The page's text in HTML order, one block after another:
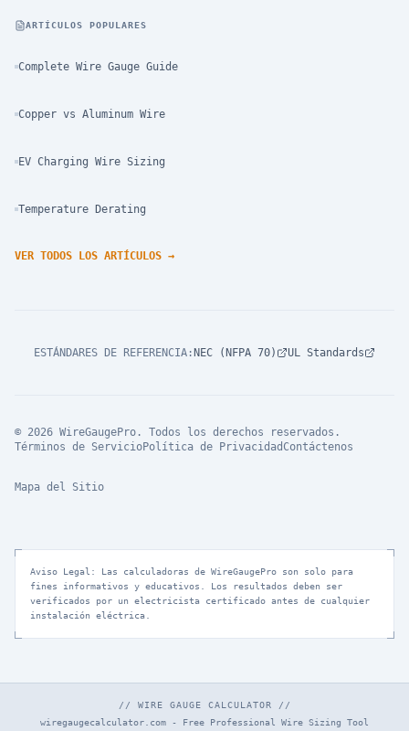
ARTÍCULOS POPULARES
Complete Wire Gauge Guide
Copper vs Aluminum Wire
EV Charging Wire Sizing
Temperature Derating
VER TODOS LOS ARTÍCULOS →
ESTÁNDARES DE REFERENCIA : NEC (NFPA 70) UL Standards
© 2026 WireGaugePro. Todos los derechos reservados.
Términos de ServicioPolítica de Privacidad Contáctenos
Mapa del Sitio
Aviso Legal: Las calculadoras de WireGaugePro son solo para
fines informativos y educativos. Los resultados deben ser
verificados por un electricista certificado antes de cualquier
instalación eléctrica.
// WIRE GAUGE CALCULATOR //
wiregaugecalculator.com - Free Professional Wire Sizing Tool